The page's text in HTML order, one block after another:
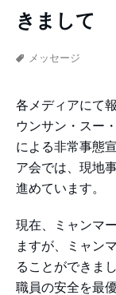
きまして
メッセージ
各メディアにて
ウンサン・スー
による非常事態
ア会では、現地
進めています。
現在、ミャンマ
ますが、ミャン
ることができま
職員の安全を最